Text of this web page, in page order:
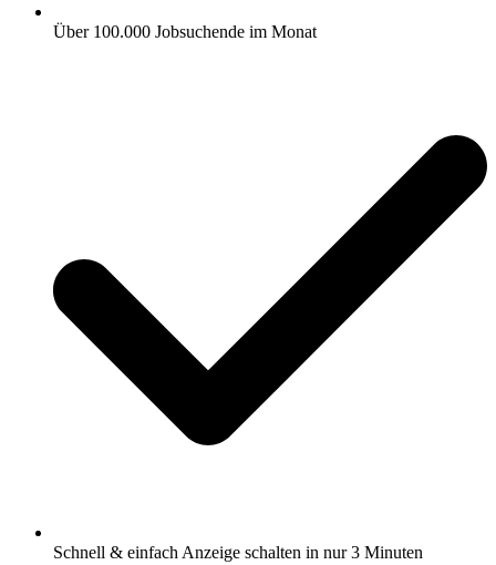
Über 100.000 Jobsuchende im Monat
Schnell & einfach Anzeige schalten in nur 3 Minuten